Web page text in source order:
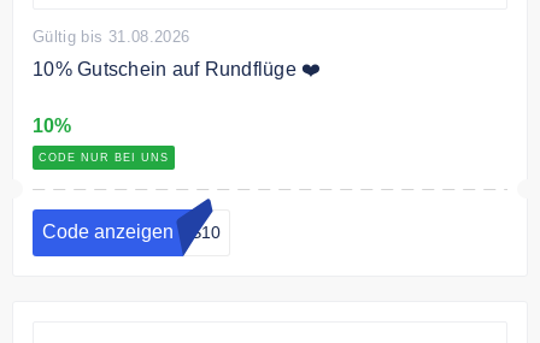
Gültig bis 31.08.2026
10% Gutschein auf Rundflüge ❤️
10%
CODE NUR BEI UNS
Code anzeigen ES10